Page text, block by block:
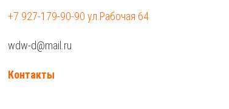
+7 927-179-90-90 ул.Рабочая 64
wdw-d@mail.ru
Контакты